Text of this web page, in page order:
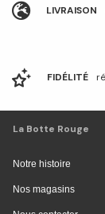
LIVRAISON
FIDÉLITÉ
La Botte Rouge
Notre histoire
Nos magasins